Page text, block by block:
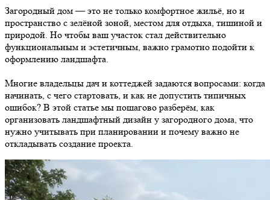
Загородный дом — это не только комфортное жильё, но и
пространство с зелёной зоной, местом для отдыха, тишиной и
природой. Но чтобы ваш участок стал действительно
функциональным и эстетичным, важно грамотно подойти к
оформлению ландшафта.
Многие владельцы дач и коттеджей задаются вопросами: когда
начинать, с чего стартовать, и как не допустить типичных
ошибок? В этой статье мы пошагово разберём, как
организовать ландшафтный дизайн у загородного дома, что
нужно учитывать при планировании и почему важно не
откладывать создание проекта.